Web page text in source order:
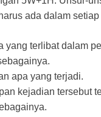
ada dalam setiap
yang terlibat dalam
apa yang terjadi.
kejadian tersebut